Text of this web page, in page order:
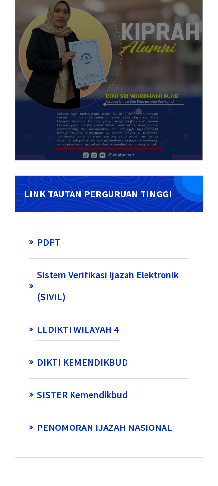
LINK TAUTAN PERGURUAN TINGGI
PDPT
Sistem Verifikasi Ijazah Elektronik
(SIVIL)
LLDIKTI WILAYAH 4
DIKTI KEMENDIKBUD
SISTER Kemendikbud
PENOMORAN IJAZAH NASIONAL